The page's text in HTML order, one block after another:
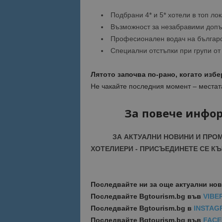
Подбрани 4* и 5* хотели в топ
Възможност за незабравими
Професионален водач на
Специални отстъпки при групи от
Лятото започва по-рано, когато
Не чакайте последния момент –
За повече
ЗА АКТУАЛНИ НОВИНИ И
ХОТЕЛИЕРИ - ПРИСЪЕДИНЕТЕ СЕ
Последвайте ни за още актуални
Последвайте Bgtourism.bg във
Последвайте Bgtourism.bg в
Последвайте Bgtourism.bg във
Име
is_visitor_unique
is_unique
_ga_B09EBBY8PY
_ga_FK650GXHRZ